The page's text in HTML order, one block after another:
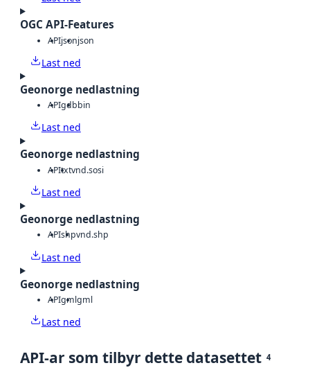
OGC API-Features
APIjsonjson
Last ned
Geonorge nedlastning
APIgdbbin
Last ned
Geonorge nedlastning
APItxtvnd.sosi
Last ned
Geonorge nedlastning
APIshpvnd.shp
Last ned
Geonorge nedlastning
APIgmlgml
Last ned
API-ar som tilbyr dette datasettet 4